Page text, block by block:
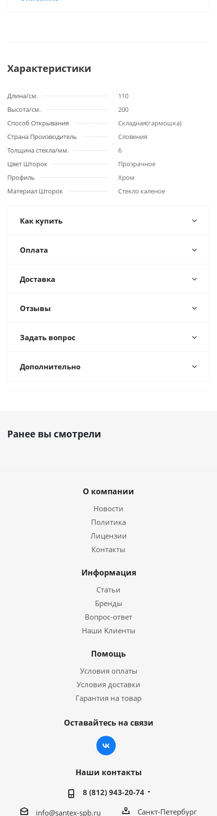
Характеристики
Длина/см.
110
Высота/см.
200
Способ Открывания
Складная(гармошка)
Страна Производитель
Словения
Толщина стекла/мм.
6
Цвет Шторок
Прозрачное
Профиль
Хром
Материал Шторок
Стекло каленое
Как купить
Оплата
Доставка
Отзывы
Задать вопрос
Дополнительно
Ранее вы смотрели
О компании
Новости
Политика
Лицензии
Контакты
Информация
Статьи
Бренды
Вопрос-ответ
Наши Клиенты
Помощь
Условия оплаты
Условия доставки
Гарантия на товар
Оставайтесь на связи
Наши контакты
8 (812) 943-20-74
info@santex-spb.ru Санкт-Петербург